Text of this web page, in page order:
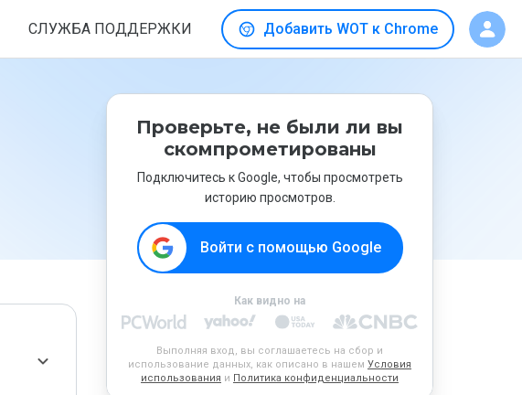
СЛУЖБА ПОДДЕРЖКИ Добавить WOT к Chrome
Проверьте, не были ли вы
скомпрометированы
Подключитесь к Google, чтобы просмотреть
историю просмотров.
Войти с помощью Google
Как видно на
Выполняя вход, вы соглашаетесь на сбор и
использование данных, как описано в нашем Условия
использования и Политика конфиденциальности